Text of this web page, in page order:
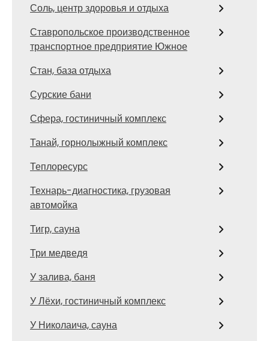
Соль, центр здоровья и отдыха
Ставропольское производственное
транспортное предприятие Южное
Стан, база отдыха
Сурские бани
Сфера, гостиничный комплекс
Танай, горнолыжный комплекс
Теплоресурс
Технарь-диагностика, грузовая
автомойка
Тигр, сауна
Три медведя
У залива, баня
У Лёхи, гостиничный комплекс
У Николаича, сауна